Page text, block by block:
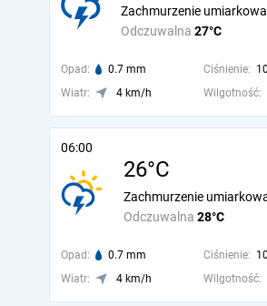
Odczuwalna 27°C
Zachmurzenie
Opad: 0.7 mm Ciśnienie:
Wiatr:
4 km/h Wilgotność:
06:00
26°C
Odczuwalna 28°C
Zachmurzenie
Opad: 0.7 mm Ciśnienie:
Wiatr:
4 km/h Wilgotność: